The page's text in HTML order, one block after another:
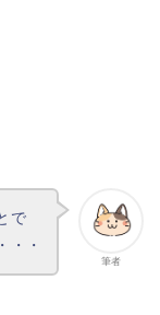
筆者
で
・・